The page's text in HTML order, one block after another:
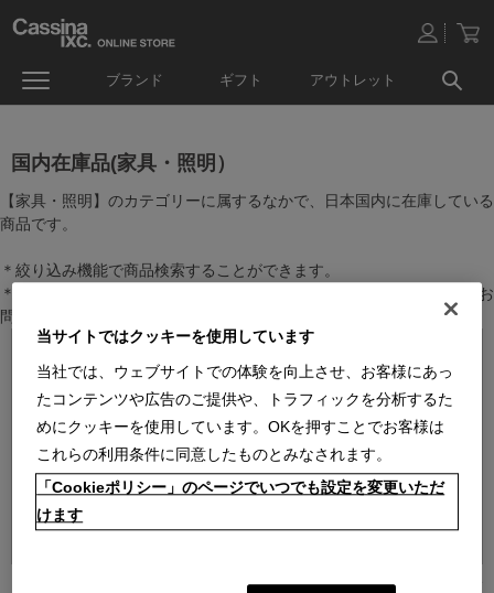
ブランド ギフト アウトレット
国内在庫品(家具・照明）
【家具・照明】のカテゴリーに属するなかで、日本国内に在庫している
商品です。
＊絞り込み機能で商品検索することができます。
＊全店舗で在庫を共有しておりますので、最新の在庫状況についてはお
問い合わせください。
並べ替え：
当サイトではクッキーを使用しています
当社では、ウェブサイトでの体験を向上させ、お客様にあっ
たコンテンツや広告のご提供や、トラフィックを分析するた
めにクッキーを使用しています。OKを押すことでお客様は
これらの利用条件に同意したものとみなされます。
「Cookieポリシー」のページでいつでも設定を変更いただ
けます